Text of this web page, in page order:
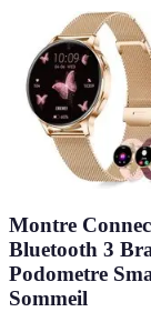
Montre
Bluetooth 3
Podometre
Sommeil